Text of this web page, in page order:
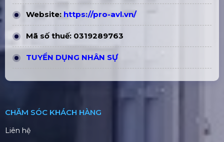
Website: https://pro-avl.vn/
Mã số thuế: 0319289763
TUYỂN DỤNG NHÂN SỰ
CHĂM SÓC KHÁCH HÀNG
Liên hệ